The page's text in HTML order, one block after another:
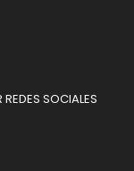
SOCIALES